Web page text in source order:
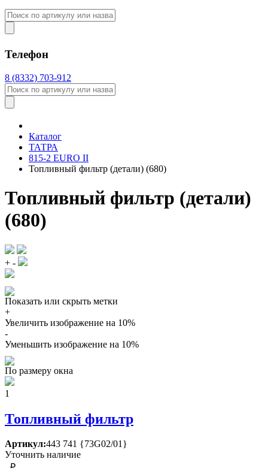
Телефон
8 (8332) 703-912
Каталог
ТАТРА
815-2 EURO II
Топливный фильтр (детали) (680)
Топливный фильтр (детали)
(680)
+ -
Показать или скрыть метки
+
Увеличить изображение на 10%
-
Уменьшить изображение на 10%
По размеру окна
1
Топливный фильтр
Артикул:443 741 {73G02/01}
Уточнить наличие